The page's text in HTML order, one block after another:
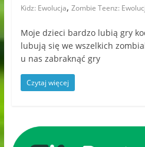
Kidz: Ewolucja, Zombie Teenz:
Moje dzieci bardzo lubią gry
lubują się we wszelkich
u nas zabraknąć gry
Czytaj więcej